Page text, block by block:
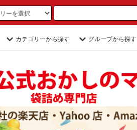
カテゴリーから探す グループから探す